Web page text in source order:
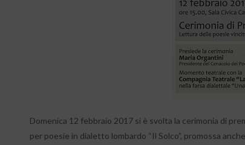
Domenica 12 febbraio 2017 si è svolta la cerimonia di
per poesie in dialetto lombardo “Il Solco”, promossa